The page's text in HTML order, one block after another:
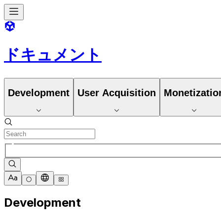
ドキュメント
Development User Acquisition
Development